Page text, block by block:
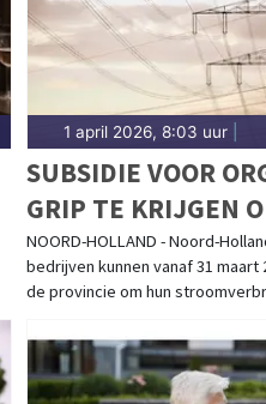
1 april 2026, 8:03 uur|
SUBSIDIE VOOR
GRIP TE KRIJGEN
STROOMVERBRUIK
NOORD-HOLLAND - Noord-
bedrijven kunnen vanaf 31 maart
de provincie om hun